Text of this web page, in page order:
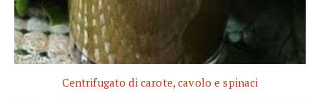
Centrifugato di carote, cavolo e spinaci